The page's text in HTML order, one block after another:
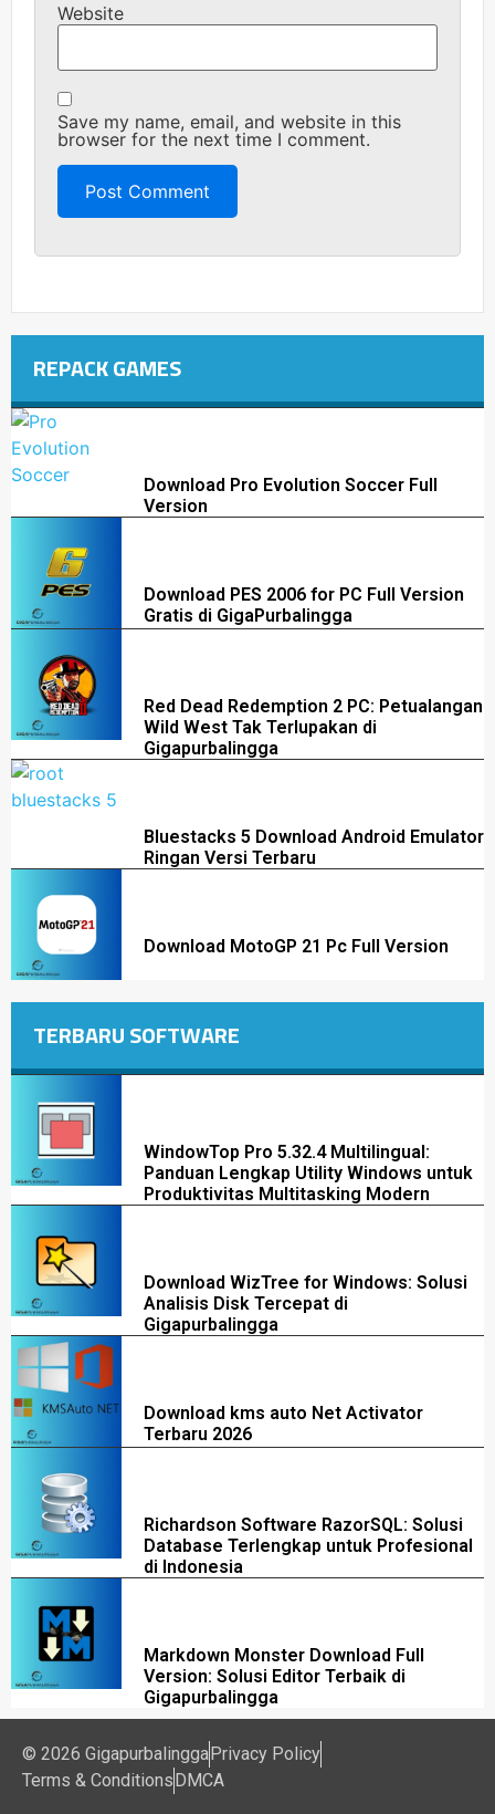
Website
Save my name, email, and website in this
browser for the next time I comment.
REPACK GAMES
Download Pro Evolution Soccer Full
Version
Download PES 2006 for PC Full Version
Gratis di GigaPurbalingga
Red Dead Redemption 2 PC: Petualangan
Wild West Tak Terlupakan di
Gigapurbalingga
Bluestacks 5 Download Android Emulator
Ringan Versi Terbaru
Download MotoGP 21 Pc Full Version
TERBARU SOFTWARE
WindowTop Pro 5.32.4 Multilingual:
Panduan Lengkap Utility Windows untuk
Produktivitas Multitasking Modern
Download WizTree for Windows: Solusi
Analisis Disk Tercepat di
Gigapurbalingga
Download kms auto Net Activator
Terbaru 2026
Richardson Software RazorSQL: Solusi
Database Terlengkap untuk Profesional
di Indonesia
Markdown Monster Download Full
Version: Solusi Editor Terbaik di
Gigapurbalingga
© 2026 Gigapurbalingga Privacy Policy
Terms & Conditions DMCA